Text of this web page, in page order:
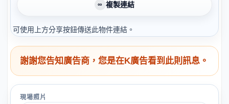
∞ 複製連結
可使用上方分享按鈕傳送此物件連結。
謝謝您告知廣告商，您是在K廣告看到此則訊息。
現場照片